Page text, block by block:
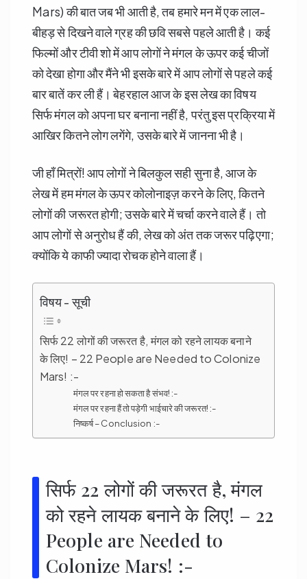
Mars) की बात जब भी आती है, तब हमारे मन में एक लाल-
बीहड़ से दिखने वाले ग्रह की छवि सबसे पहले आती है। कई
फिल्मों और टीवी शो में आप लोगों ने मंगल के ऊपर कई चीजों
को देखा होगा और मैंने भी इसके बारे में आप लोगों से पहले कई
बार बातें कर ली हैं। बेहरहाल आज के इस लेख का विषय
सिर्फ मंगल को अपना घर बनाना नहीं है, परंतु इस प्रक्रिया में
आखिर कितने लोग लगेंगे, उसके बारे में जानना भी है।
जी हाँ मित्रों! आप लोगों ने बिलकुल सही सुना है, आज के
लेख में हम मंगल के ऊपर कोलोनाइज़ करने के लिए, कितने
लोगों की जरूरत होगी; उसके बारे में चर्चा करने वाले हैं। तो
आप लोगों से अनुरोध हैं की, लेख को अंत तक जरूर पढ़िएगा;
क्योंकि ये काफी ज्यादा रोचक होने वाला हैं।
विषय - सूची
सिर्फ 22 लोगों की जरूरत है, मंगल को रहने लायक बनाने
के लिए! – 22 People are Needed to Colonize
Mars! :-
मंगल पर रहना हो सकता है संभव! :-
मंगल पर रहना हैं तो पड़ेगी भाईचारे की जरूरत! :-
निष्कर्ष – Conclusion :-
सिर्फ 22 लोगों की जरूरत है, मंगल
को रहने लायक बनाने के लिए! – 22
People are Needed to
Colonize Mars! :-